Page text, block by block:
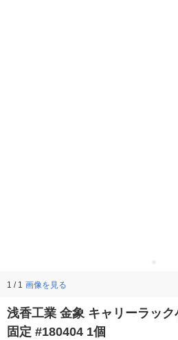
1 / 1 画像を見る
浅香工業 金象 キャリーラッ
固定 #180404 1個